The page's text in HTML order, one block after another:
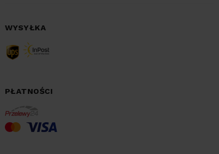
WYSYŁKA
PŁATNOŚCI